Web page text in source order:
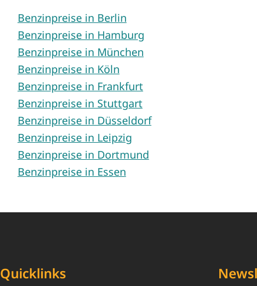
Benzinpreise in Berlin
Benzinpreise in Hamburg
Benzinpreise in München
Benzinpreise in Köln
Benzinpreise in Frankfurt
Benzinpreise in Stuttgart
Benzinpreise in Düsseldorf
Benzinpreise in Leipzig
Benzinpreise in Dortmund
Benzinpreise in Essen
Quicklinks